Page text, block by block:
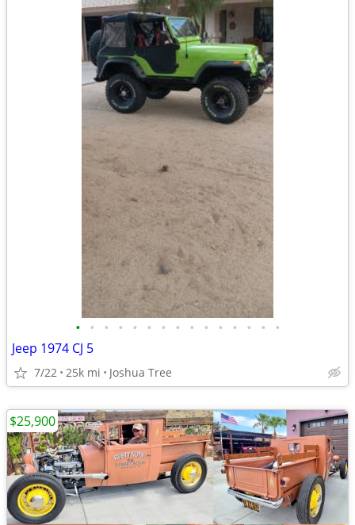
• • • • • • • • • • • • • • •
Jeep 1974 CJ 5
7/22 25k mi Joshua Tree
$25,900